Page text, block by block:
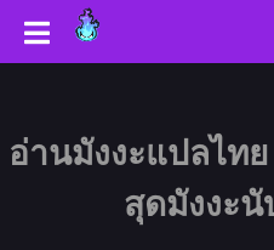
อ่านมังงะแปลไท
สุดมังงะนั